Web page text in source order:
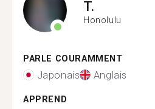
T.
Honolulu
PARLE COURAMMENT
Japonais Anglais
APPREND